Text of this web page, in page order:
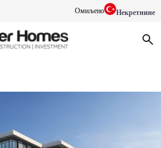
Омиљено Некретнине